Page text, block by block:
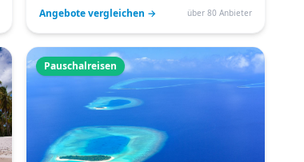
Angebote vergleichen → über 80 Anbieter
Pauschalreisen